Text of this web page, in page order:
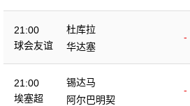
21:00
球会友谊
杜库拉
-
华达塞
21:00
埃塞超
锡达马
-
阿尔巴明契